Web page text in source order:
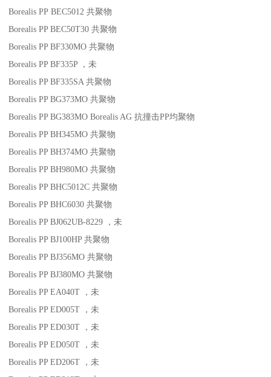
Borealis PP BEC5012 共聚物
Borealis PP BEC50T30 共聚物
Borealis PP BF330MO 共聚物
Borealis PP BF335P
，未
Borealis PP BF335SA 共聚物
Borealis PP BG373MO 共聚物
Borealis PP BG383MO Borealis AG 抗撞击PP均聚物
Borealis PP BH345MO 共聚物
Borealis PP BH374MO 共聚物
Borealis PP BH980MO 共聚物
Borealis PP BHC5012C 共聚物
Borealis PP BHC6030 共聚物
Borealis PP BJ062UB-8229
，未
Borealis PP BJ100HP 共聚物
Borealis PP BJ356MO 共聚物
Borealis PP BJ380MO 共聚物
Borealis PP EA040T
，未
Borealis PP ED005T
，未
Borealis PP ED030T
，未
Borealis PP ED050T
，未
Borealis PP ED206T
，未